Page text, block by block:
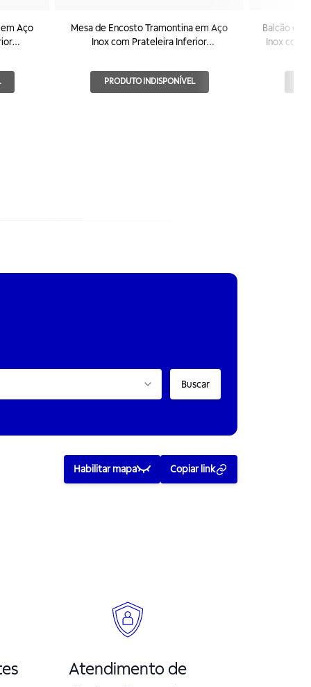
Aço
Mesa de Encosto Tramontina em Aço
Inox com Prateleira Inferior
PRODUTO INDISPONÍVEL
Balcão de
Inox com
Buscar
Habilitar mapa Copiar link
Atendimento de